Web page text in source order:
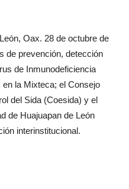
Oax. 28 de octubre de
de prevención, detección
de Inmunodeficiencia
la Mixteca; el Consejo
del Sida (Coesida) y el
de Huajuapan de León
interinstitucional.